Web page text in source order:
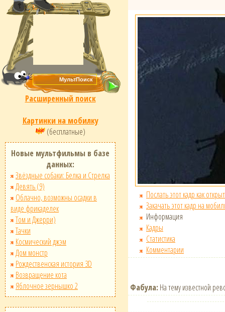
Расширенный поиск
Картинки на мобилку
(бесплатные)
Новые мультфильмы в базе
данных:
Звёздные собаки: Белка и Стрелка
Девять (9)
Облачно, возможны осадки в
виде фрикаделек
Том и Джерри)
Тачки
Космический джэм
Дом монстр
Рождественская история 3D
Возвращение кота
Яблочное зернышко 2
Послать этот кадр как
Закачать этот кадр на
Информация
Кадры
Статистика
Комментарии
Фабула: На тему известной